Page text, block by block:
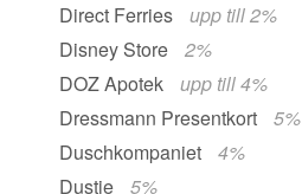
Direct Ferries
upp till 2%
Disney Store
2%
DOZ Apotek
upp till 4%
Dressmann Presentkort
5%
Duschkompaniet
4%
Dustie
5%